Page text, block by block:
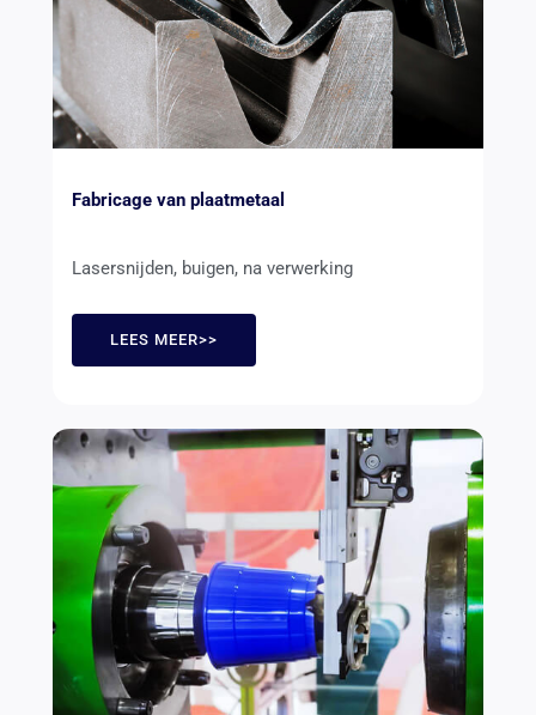
Fabricage van plaatmetaal
Lasersnijden, buigen, na verwerking
LEES MEER>>